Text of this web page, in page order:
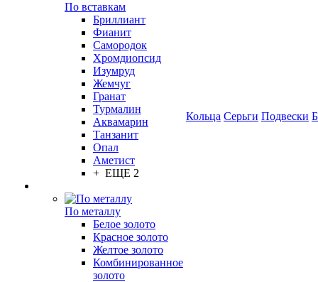
По вставкам
Бриллиант
Фианит
Самородок
Хромдиопсид
Изумруд
Жемчуг
Гранат
Турмалин
Аквамарин
Танзанит
Опал
Аметист
+ ЕЩЕ 2
По металлу
Белое золото
Красное золото
Желтое золото
Комбинированное
золото
Кольца Серьги Подвески